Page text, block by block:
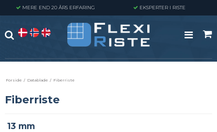
MERE END 20 ÅRS ERFARING EKSPERTER I RISTE
Forside / Datablade / Fiberriste
Fiberriste
13 mm